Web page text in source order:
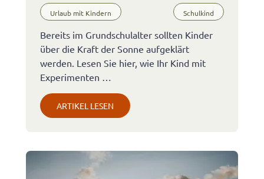
Urlaub mit Kindern Schulkind
Bereits im Grundschulalter sollten Kinder
über die Kraft der Sonne aufgeklärt
werden. Lesen Sie hier, wie Ihr Kind mit
Experimenten …
ARTIKEL LESEN